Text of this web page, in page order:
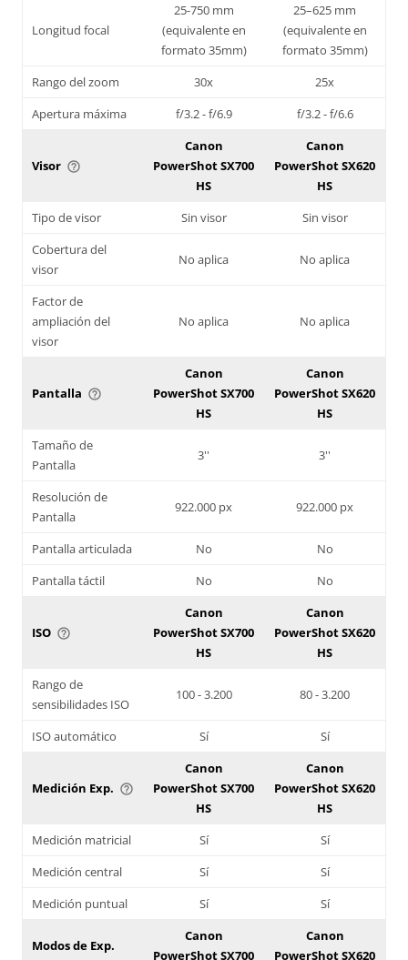
Longitud focal
25-750 mm
(equivalente en
formato 35mm)
25–625 mm
(equivalente en
formato 35mm)
Rango del zoom
30x
25x
Apertura máxima
f/3.2 - f/6.9 f/3.2 - f/6.6
Visor help_outline
Canon
PowerShot SX700
HS
Canon
PowerShot SX620
HS
Tipo de visor
Sin visor
Sin visor
Cobertura del
visor
No aplica No aplica
Factor de
ampliación del
visor
No aplica No aplica
Pantalla help_outline
Canon
PowerShot SX700
HS
Canon
PowerShot SX620
HS
Tamaño de
Pantalla
3'' 3''
Resolución de
Pantalla
922.000 px 922.000 px
Pantalla articulada No
No
Pantalla táctil
No No
ISO help_outline
Canon
PowerShot SX700
HS
Canon
PowerShot SX620
HS
Rango de
sensibilidades ISO
100 - 3.200 80 - 3.200
ISO automático Sí Sí
Medición Exp. help_outline
Canon
PowerShot SX700
HS
Canon
PowerShot SX620
HS
Medición matricial
Sí
Sí
Medición central
Sí
Sí
Medición puntual
Sí Sí
Modos de Exp.
Canon
PowerShot SX700
Canon
PowerShot SX620